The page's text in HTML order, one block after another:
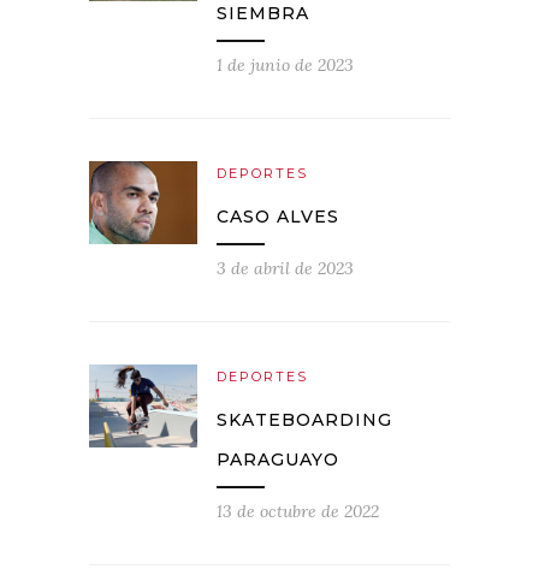
SIEMBRA
1 de junio de 2023
DEPORTES
CASO ALVES
3 de abril de 2023
DEPORTES
SKATEBOARDING
PARAGUAYO
13 de octubre de 2022